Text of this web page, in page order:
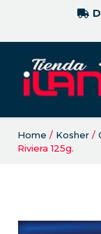
Home / Kosher /
Riviera 125g.